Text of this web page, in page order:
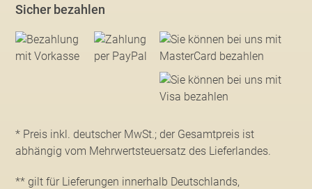
Sicher bezahlen
* Preis inkl. deutscher MwSt.; der Gesamtpreis ist
abhängig vom Mehrwertsteuersatz des Lieferlandes.
** gilt für Lieferungen innerhalb Deutschlands,